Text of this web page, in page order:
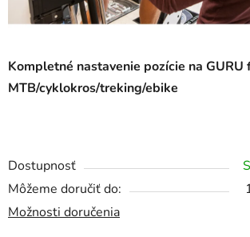
Kompletné nastavenie pozície na
MTB/cyklokros/treking/ebike
Dostupnosť
Môžeme doručiť do:
Možnosti doručenia